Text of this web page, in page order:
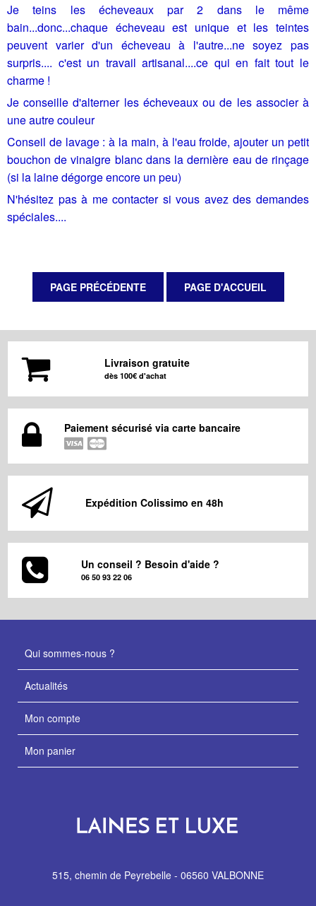
Je teins les écheveaux par 2 dans le même
bain...donc...chaque écheveau est unique et les teintes
peuvent varier d'un écheveau à l'autre...ne soyez pas
surpris.... c'est un travail artisanal....ce qui en fait tout le
charme !
Je conseille d'alterner les écheveaux ou de les associer à
une autre couleur
Conseil de lavage : à la main, à l'eau froide, ajouter un petit
bouchon de vinaigre blanc dans la dernière eau de rinçage
(si la laine dégorge encore un peu)
N'hésitez pas à me contacter si vous avez des demandes
spéciales....
Livraison gratuite
dès 100€ d'achat
Paiement sécurisé via carte bancaire
Expédition Colissimo en 48h
Un conseil ? Besoin d'aide ?
06 50 93 22 06
Qui sommes-nous ?
Actualités
Mon compte
Mon panier
515, chemin de Peyrebelle - 06560 VALBONNE